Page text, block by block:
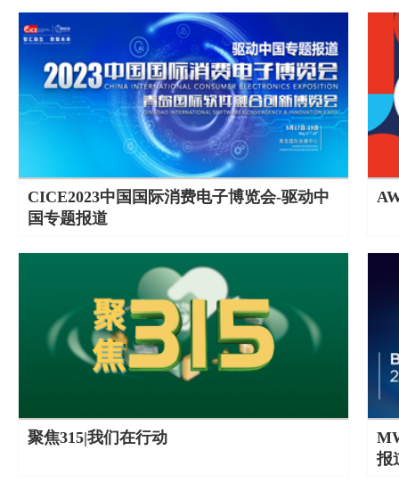
CICE2023中国国际消费电子博览会-驱动中
国专题报道
聚焦315|我们在行动
报